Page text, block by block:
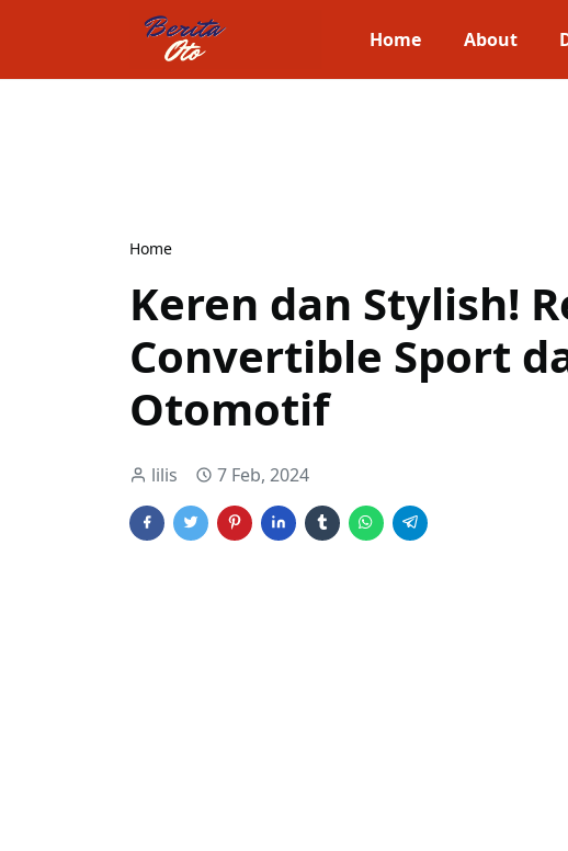
Home About
Home
Keren dan Stylish!
Convertible Sport
Otomotif
lilis 7 Feb, 2024